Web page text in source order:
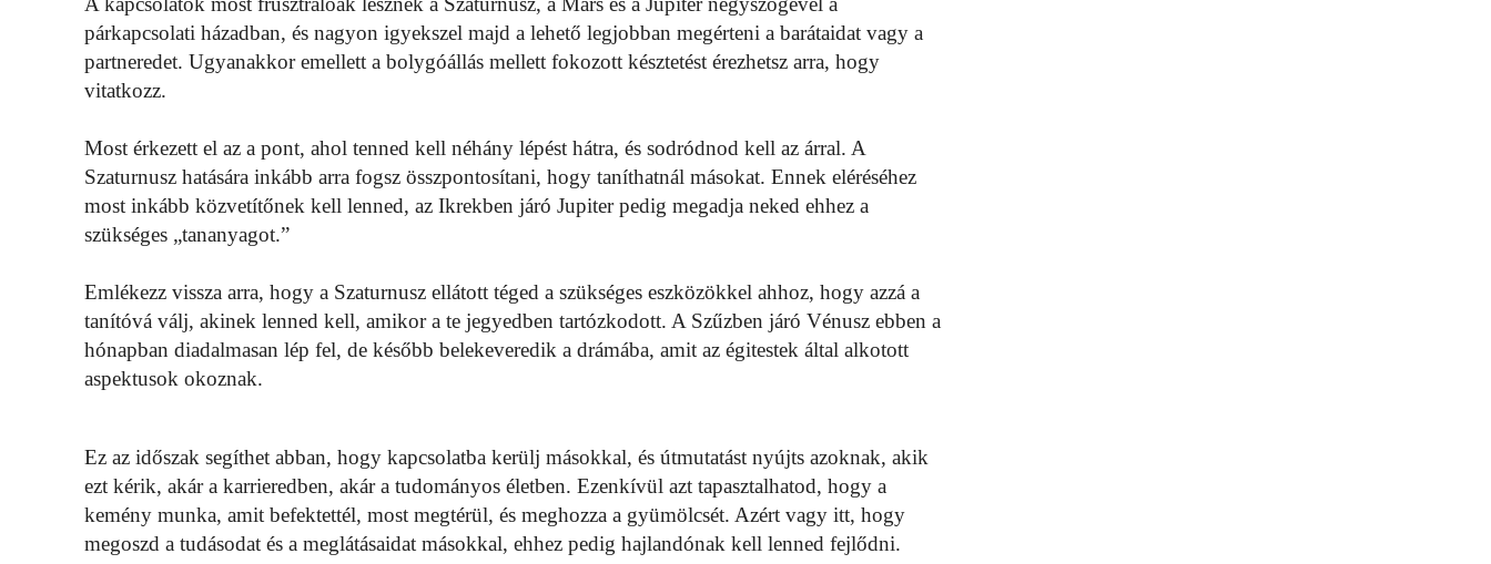
párkapcsolati házadban, és nagyon igyekszel majd a lehető legjobban megérteni a barátaidat vagy a
partneredet. Ugyanakkor emellett a bolygóállás mellett fokozott késztetést érezhetsz arra, hogy
vitatkozz.
Most érkezett el az a pont, ahol tenned kell néhány lépést hátra, és sodródnod kell az árral. A
Szaturnusz hatására inkább arra fogsz összpontosítani, hogy taníthatnál másokat. Ennek eléréséhez
most inkább közvetítőnek kell lenned, az Ikrekben járó Jupiter pedig megadja neked ehhez a
szükséges „tananyagot.”
Emlékezz vissza arra, hogy a Szaturnusz ellátott téged a szükséges eszközökkel ahhoz, hogy azzá a
tanítóvá válj, akinek lenned kell, amikor a te jegyedben tartózkodott. A Szűzben járó Vénusz ebben a
hónapban diadalmasan lép fel, de később belekeveredik a drámába, amit az égitestek által alkotott
aspektusok okoznak.
Ez az időszak segíthet abban, hogy kapcsolatba kerülj másokkal, és útmutatást nyújts azoknak, akik
ezt kérik, akár a karrieredben, akár a tudományos életben. Ezenkívül azt tapasztalhatod, hogy a
kemény munka, amit befektettél, most megtérül, és meghozza a gyümölcsét. Azért vagy itt, hogy
megoszd a tudásodat és a meglátásaidat másokkal, ehhez pedig hajlandónak kell lenned fejlődni.